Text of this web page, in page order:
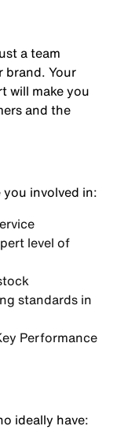
a team
brand. Your
will make you
and the
involved in:
level of
standards in
Performance
ideally have: